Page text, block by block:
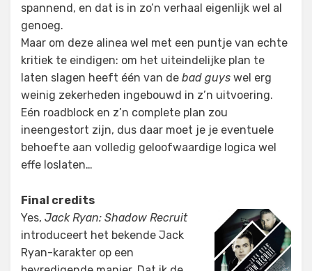
spannend, en dat is in zo’n verhaal eigenlijk wel al
genoeg.
Maar om deze alinea wel met een puntje van echte
kritiek te eindigen: om het uiteindelijke plan te
laten slagen heeft één van de bad guys wel erg
weinig zekerheden ingebouwd in z’n uitvoering.
Eén roadblock en z’n complete plan zou
ineengestort zijn, dus daar moet je je eventuele
behoefte aan volledig geloofwaardige logica wel
effe loslaten…
Final credits
Yes, Jack Ryan: Shadow Recruit
introduceert het bekende Jack
Ryan-karakter op een